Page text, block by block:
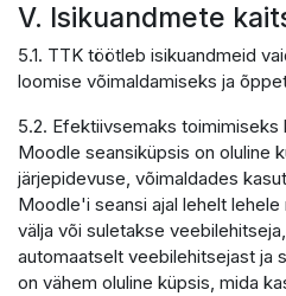
V. Isikuandmete
5.1. TTK töötleb isikuandmeid
loomise võimaldamiseks ja
5.2. Efektiivsemaks
Moodle seansiküpsis on oluline
järjepidevuse, võimaldades
Moodle'i seansi ajal lehelt
välja või suletakse
automaatselt veebilehitsejast ja
on vähem oluline küpsis, mida